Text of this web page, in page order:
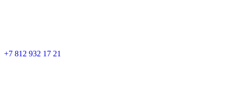
+7 812 932 17 21